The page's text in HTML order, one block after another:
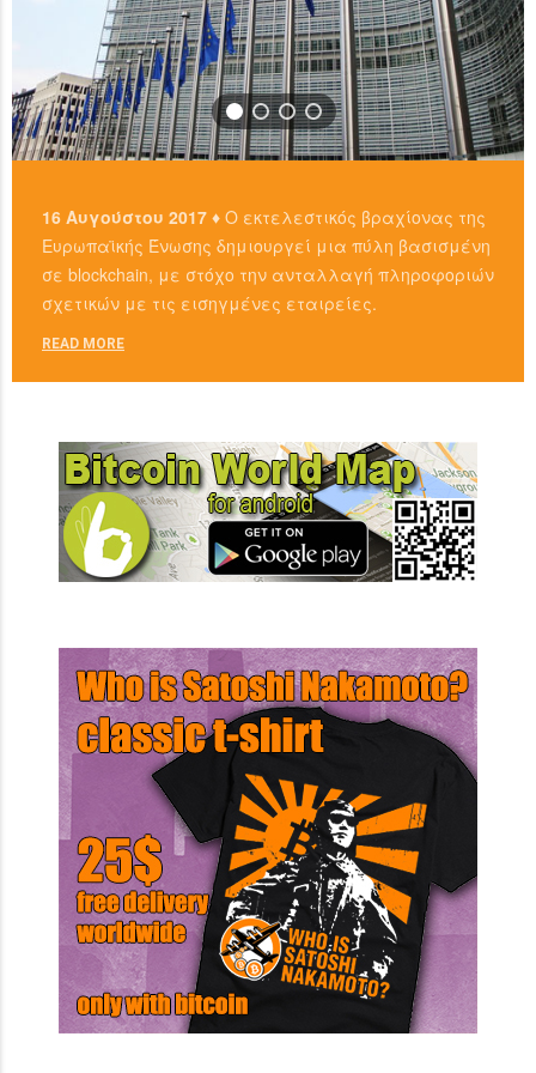
16 Αυγούστου 2017 ♦ Ο εκτελεστικός βραχίονας της
Ευρωπαϊκής Ένωσης δημιουργεί μια πύλη βασισμένη
σε blockchain, με στόχο την ανταλλαγή πληροφοριών
σχετικών με τις εισηγμένες εταιρείες.
READ MORE